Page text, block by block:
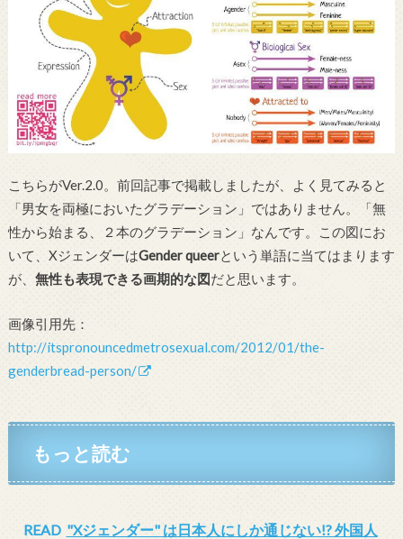
こちらがVer.2.0。前回記事で掲載しましたが、よく見てみると
「男女を両極においたグラデーション」ではありません。「無
性から始まる、２本のグラデーション」なんです。この図にお
いて、XジェンダーはGender queerという単語に当てはまります
が、 無性も表現できる画期的な図だと思います。
画像引用先：
http://itspronouncedmetrosexual.com/2012/01/the-
genderbread-person/
もっと読む
READ "Xジェンダー" は日本人にしか通じない!? 外国人